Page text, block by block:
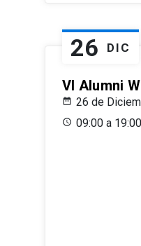
26 DIC
VI Alumni
26 de
09:00 a 19:00